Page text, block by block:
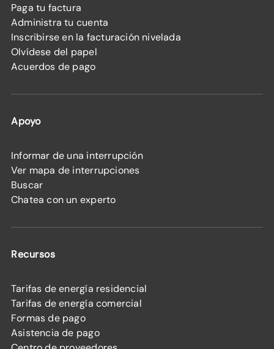
Paga tu factura
Administra tu cuenta
Inscribirse en la facturación nivelada
Olvídese del papel
Acuerdos de pago
Apoyo
Informar de una interrupción
Ver mapa de interrupciones
Buscar
Chatea con un experto
Recursos
Tarifas de energía residencial
Tarifas de energía comercial
Formas de pago
Asistencia de pago